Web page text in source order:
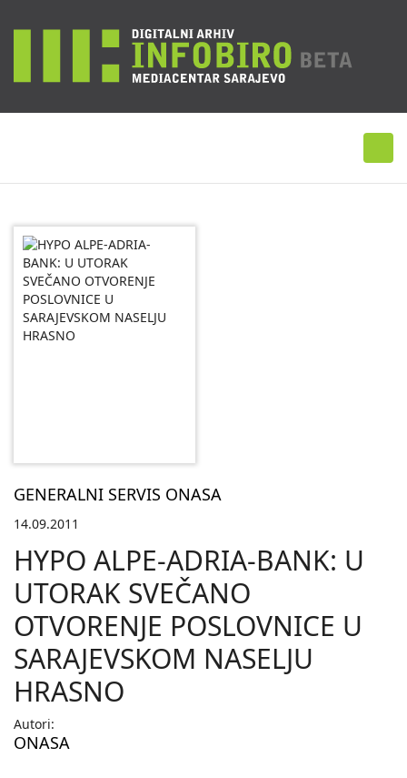
GENERALNI SERVIS ONASA
14.09.2011
HYPO ALPE-ADRIA-BANK: U
UTORAK SVEČANO
OTVORENJE POSLOVNICE U
SARAJEVSKOM NASELJU
HRASNO
Autori:
ONASA